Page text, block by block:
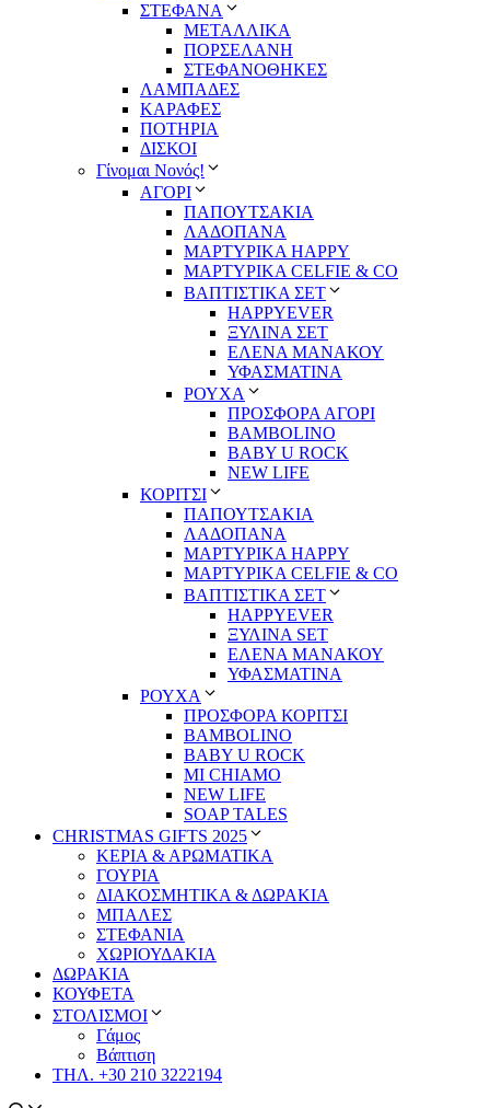
ΣΤΕΦΑΝΑ
ΜΕΤΑΛΛΙΚΑ
ΠΟΡΣΕΛΑΝΗ
ΣΤΕΦΑΝΟΘΗΚΕΣ
ΛΑΜΠΑΔΕΣ
ΚΑΡΑΦΕΣ
ΠΟΤΗΡΙΑ
ΔΙΣΚΟΙ
Γίνομαι Νονός!
ΑΓΟΡΙ
ΠΑΠΟΥΤΣΑΚΙΑ
ΛΑΔΟΠΑΝΑ
ΜΑΡΤΥΡΙΚΑ HAPPY
ΜΑΡΤΥΡΙΚΑ CELFIE & CO
ΒΑΠΤΙΣΤΙΚΑ ΣΕΤ
HAPPYEVER
ΞΥΛΙΝΑ ΣΕΤ
ΕΛΕΝΑ ΜΑΝΑΚΟΥ
ΥΦΑΣΜΑΤΙΝΑ
ΡΟΥΧΑ
ΠΡΟΣΦΟΡΑ ΑΓΟΡΙ
BAMBOLINO
BABY U ROCK
NEW LIFE
ΚΟΡΙΤΣΙ
ΠΑΠΟΥΤΣΑΚΙΑ
ΛΑΔΟΠΑΝΑ
ΜΑΡΤΥΡΙΚΑ HAPPY
ΜΑΡΤΥΡΙΚΑ CELFIE & CO
ΒΑΠΤΙΣΤΙΚΑ ΣΕΤ
HAPPYEVER
ΞΥΛΙΝΑ SET
ΕΛΕΝΑ ΜΑΝΑΚΟΥ
ΥΦΑΣΜΑΤΙΝΑ
ΡΟΥΧΑ
ΠΡΟΣΦΟΡΑ ΚΟΡΙΤΣΙ
BAMBOLINO
BABY U ROCK
MI CHIAMO
NEW LIFE
SOAP TALES
CHRISTMAS GIFTS 2025
ΚΕΡΙΑ & ΑΡΩΜΑΤΙΚΑ
ΓΟΥΡΙΑ
ΔΙΑΚΟΣΜΗΤΙΚΑ & ΔΩΡΑΚΙΑ
ΜΠΑΛΕΣ
ΣΤΕΦΑΝΙΑ
ΧΩΡΙΟΥΔΑΚΙΑ
ΔΩΡΑΚΙΑ
ΚΟΥΦΕΤΑ
ΣΤΟΛΙΣΜΟΙ
Γάμος
Βάπτιση
ΤΗΛ. +30 210 3222194